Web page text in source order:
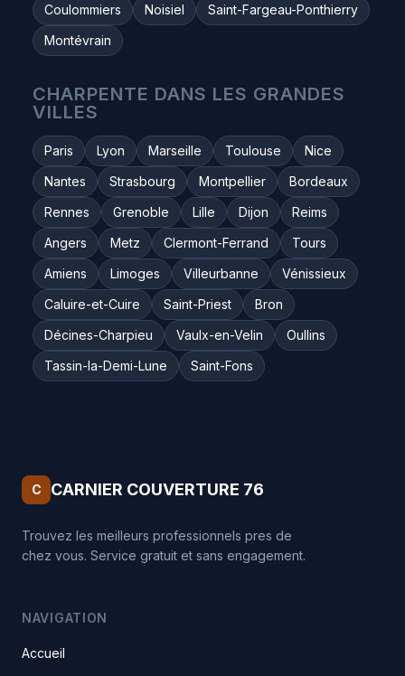
Coulommiers
Noisiel
Saint-Fargeau-Ponthierry
Montévrain
CHARPENTE DANS LES GRANDES
VILLES
Paris Lyon Marseille Toulouse
Nice
Nantes
Strasbourg Montpellier
Bordeaux
Rennes
Grenoble Lille Dijon
Reims
Angers
Metz Clermont-Ferrand
Tours
Amiens
Limoges Villeurbanne
Vénissieux
Caluire-et-Cuire
Saint-Priest
Bron
Décines-Charpieu
Vaulx-en-Velin
Oullins
Tassin-la-Demi-Lune
Saint-Fons
C CARNIER COUVERTURE 76
Trouvez les meilleurs professionnels pres de
chez vous. Service gratuit et sans engagement.
NAVIGATION
Accueil